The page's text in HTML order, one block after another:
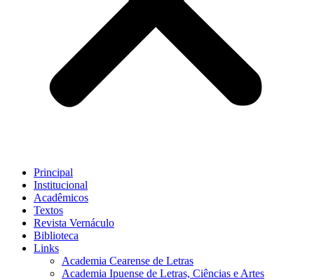
Principal
Institucional
Acadêmicos
Textos
Revista Vernáculo
Biblioteca
Links
Academia Cearense de Letras
Academia Ipuense de Letras, Ciências e Artes